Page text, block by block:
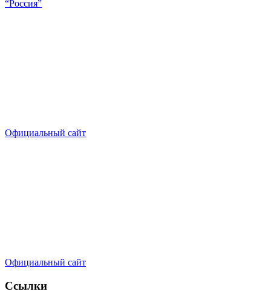
“Россия”
Официальный сайт
Официальный сайт
Ссылки